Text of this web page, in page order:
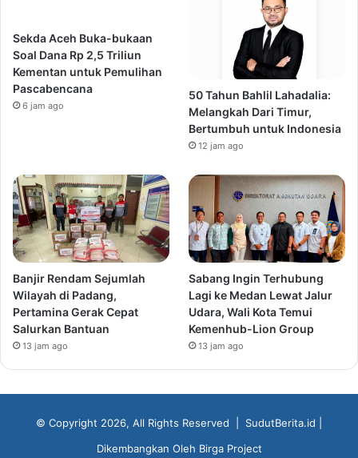
Sekda Aceh Buka-bukaan
Soal Dana Rp 2,5 Triliun
Kementan untuk Pemulihan
Pascabencana
6 jam ago
50 Tahun Bahlil Lahadalia:
Melangkah Dari Timur,
Bertumbuh untuk Indonesia
12 jam ago
Banjir Rendam Sejumlah
Wilayah di Padang,
Pertamina Gerak Cepat
Salurkan Bantuan
13 jam ago
Sabang Ingin Terhubung
Lagi ke Medan Lewat Jalur
Udara, Wali Kota Temui
Kemenhub-Lion Group
13 jam ago
© Copyright 2026, All Rights Reserved | SudutBerita.id
Dikembangkan Oleh Birga Project